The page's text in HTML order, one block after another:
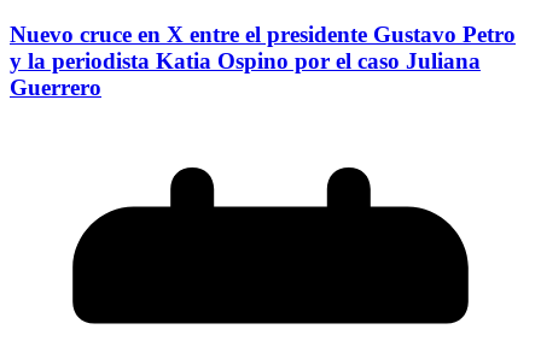
Nuevo cruce en X entre el presidente Gustavo Petro
y la periodista Katia Ospino por el caso Juliana
Guerrero